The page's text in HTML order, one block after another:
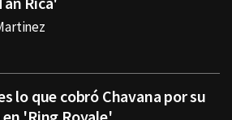
lo que cobró Chavana por su